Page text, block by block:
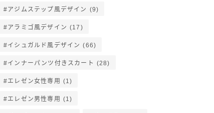
アジムステップ風デザイン (9)
アラミゴ風デザイン (17)
イシュガルド風デザイン (66)
インナーパンツ付きスカート (28)
エレゼン女性専用 (1)
エレゼン男性専用 (1)